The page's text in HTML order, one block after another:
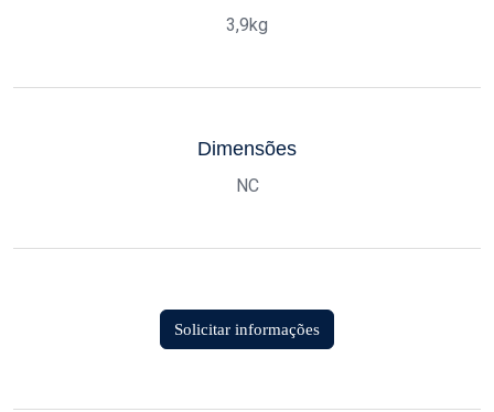
3,9kg
Dimensões
NC
Solicitar informações